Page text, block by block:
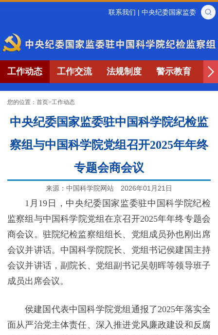
联系我们 | 中央纪委国家监委
工作动态 工作交流 法规制度 警示教育
您的位置： 首页>工作动态
中央纪委国家监委驻中国科学院纪检监
察组与中国科学院党组召开2025年年终
专题会商会议
来源：中国科学院网站 2026年01月21日
1月19日，中央纪委国家监委驻中国科学院纪检
监察组与中国科学院党组在京召开2025年年终专题会
商会议。驻院纪检监察组组长、党组成员孙也刚出席
会议并讲话。中国科学院院长、党组书记侯建国主持
会议并讲话，副院长、党组副书记吴朝晖等领导班子
成员出席会议。
侯建国代表中国科学院党组通报了2025年落实全
面从严治党主体责任、深入推进党风廉政建设和反腐